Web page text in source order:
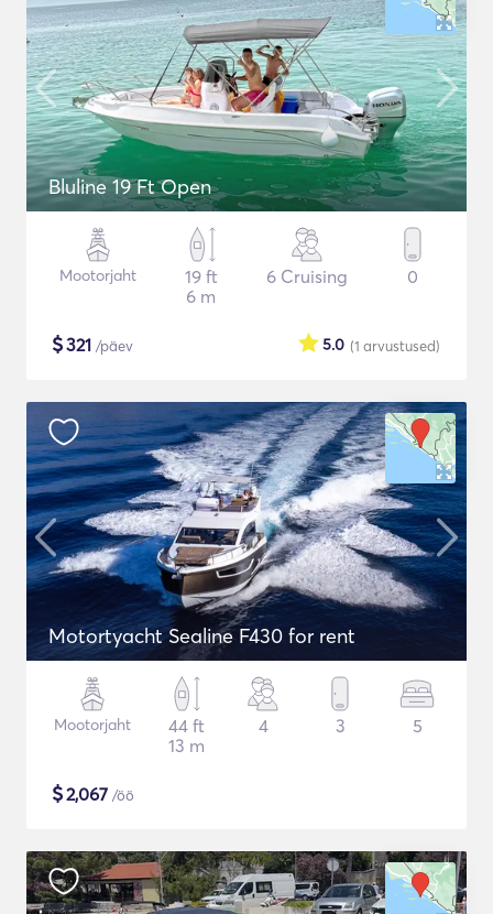
Bluline 19 Ft Open
Mootorjaht
19 ft
6 m
6 Cruising 0
$321 /päev (1 arvustused)
5.0
Motortyacht Sealine F430 for rent
Mootorjaht
44 ft
13 m
4 3 5
$2,067 /öö